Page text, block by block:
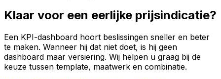
Klaar voor een eerlijke prijsindicatie?
Een KPI-dashboard hoort beslissingen sneller en beter
te maken. Wanneer hij dat niet doet, is hij geen
dashboard maar versiering. Wij helpen u graag bij de
keuze tussen template, maatwerk en combinatie.